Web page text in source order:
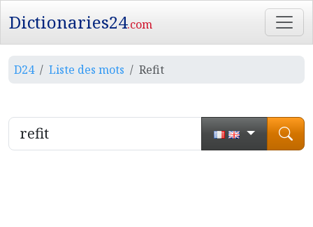
Dictionaries24.com
D24 Liste des mots Refit